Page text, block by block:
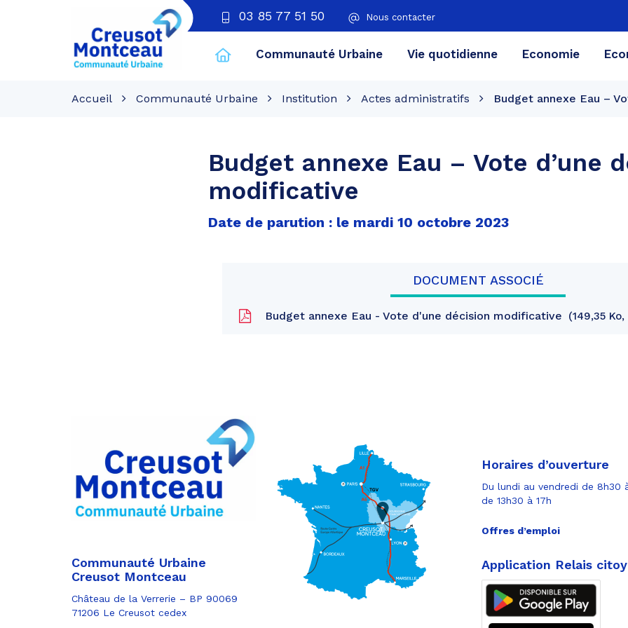
03 85 77 51 50 Nous contacter
Creusot
Montceau
Communauté Urbaine Vie quotidienne Economie
Accueil Communauté Urbaine Institution Actes administratifs Budget annexe Eau –
Budget annexe Eau – Vote d’une
modificative
Date de parution : le mardi 10 octobre 2023
DOCUMENT ASSOCIÉ
Budget annexe Eau - Vote d'une décision modificative 149,35
Partager
sur
Facebook
Partager
Partager
Communauté Urbaine
Creusot Montceau
Château de la Verrerie – BP 90069
71206 Le Creusot cedex
Horaires d’ouverture
Du lundi au vendredi de 8h30
de 13h30 à 17h
Offres d’emploi
Application Relais